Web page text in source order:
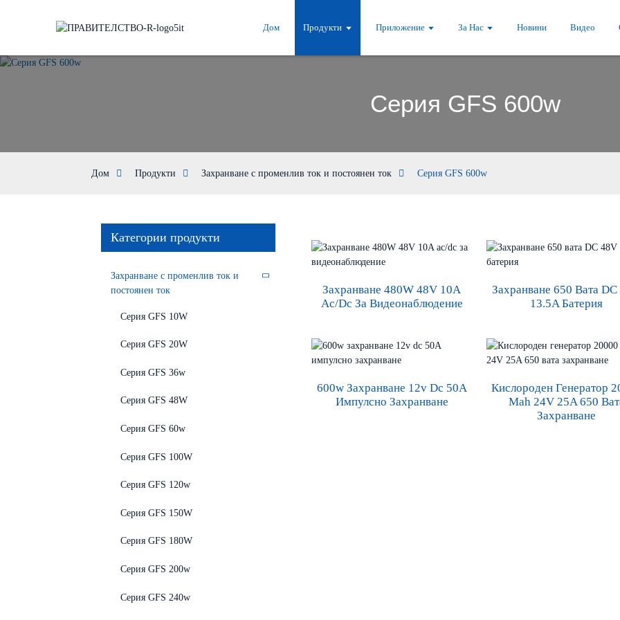
Дом Продукти Приложение За Нас Новини Видео
Серия GFS 600w
Дом Продукти Захранване с променлив ток и постоянен ток Серия GFS 600w
Категории продукти
Захранване с променлив ток и
постоянен ток
Серия GFS 10W
Серия GFS 20W
Серия GFS 36w
Серия GFS 48W
Серия GFS 60w
Серия GFS 100W
Серия GFS 120w
Серия GFS 150W
Серия GFS 180W
Серия GFS 200w
Серия GFS 240w
Захранване 480W 48V 10A
Ac/dc За Видеонаблюдение
Захранване 650 Вата
13.5A Батерия
600w Захранване 12v Dc 50A
Импулсно Захранване
Кислороден Генератор
Mah 24V 25A 650
Захранване